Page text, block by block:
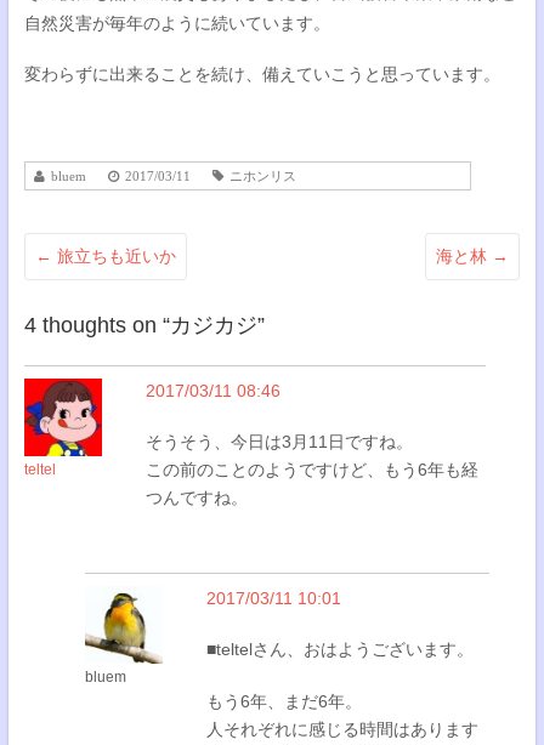
自然災害が毎年のように続いています。
変わらずに出来ることを続け、備えていこうと思っています。
bluem 2017/03/11 ニホンリス
← 旅立ちも近いか 海と林 →
4 thoughts on “カジカジ”
teltel
2017/03/11 08:46
そうそう、今日は3月11日ですね。
この前のことのようですけど、もう6年も経
つんですね。
bluem
2017/03/11 10:01
■teltelさん、おはようございます。
もう6年、まだ6年。
人それぞれに感じる時間はあります